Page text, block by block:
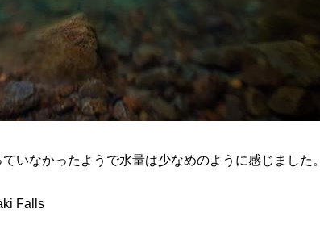
いなかったようで水量は少なめのように感じました。
Falls